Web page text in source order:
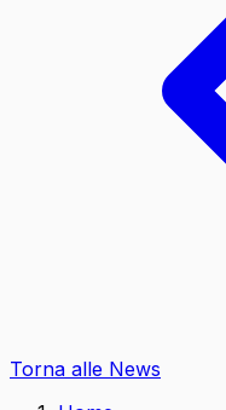
Torna alle News